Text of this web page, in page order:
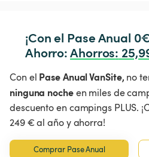
¡Con el Pase Anual
Ahorro: Ahorros:
Con el Pase Anual VanSite, no
ninguna nocheen miles de
descuento en campings PLUS.
249 € al año y ahorra!
Comprar Pase Anual